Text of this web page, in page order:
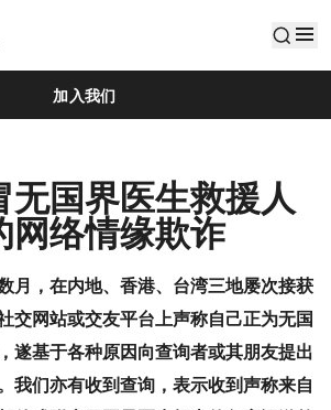
加入我们
无国界医生救援人
网络情缘欺诈
月，在内地、香港、台湾三地屡次接获
交网站或交友平台上声称自己正为无国
遂基于各种原因向查询者或其朋友提出
我们亦有收到查询，表示收到声称来自